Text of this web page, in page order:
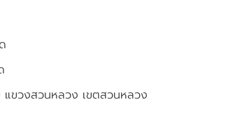
ขวงสวนหลวง เขตสวนหลวง